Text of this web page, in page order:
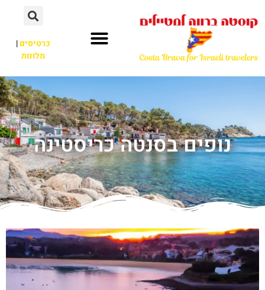
כרטיסים|
מלונות
נופים בסנטה כריסטינה